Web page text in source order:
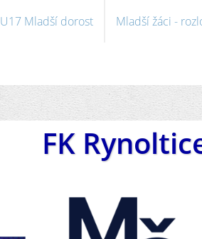
U17 Mladší dorost Mladší žáci -
FK